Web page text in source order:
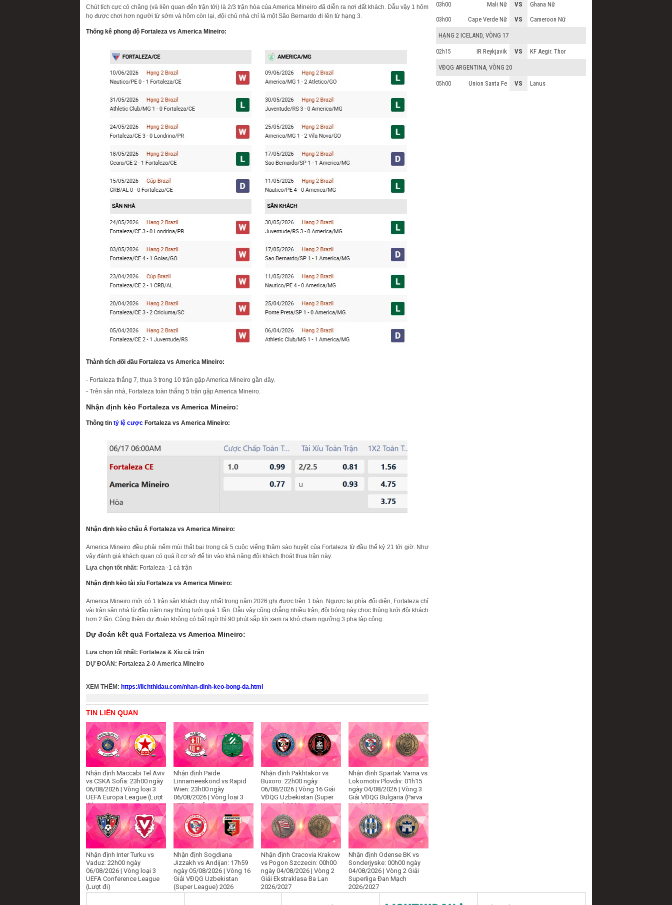
Chút tích cực có chăng (và liên quan đến trận tới) là 2/3 trận hòa của America Mineiro đã diễn ra nơi đất khách. Dẫu vậy 1 hôm
họ được chơi hơn người từ sớm và hôm còn lại, đội chủ nhà chỉ là một São Bernardo đi lên từ hạng 3.
Thống kê phong độ Fortaleza vs America Mineiro:
Thành tích đối đầu Fortaleza vs America Mineiro:
- Fortaleza thắng 7, thua 3 trong 10 trận gặp America Mineiro gần đây.
- Trên sân nhà, Fortaleza toàn thắng 5 trận gặp America Mineiro.
Nhận định kèo Fortaleza vs America Mineiro:
Thông tin tỷ lệ cược Fortaleza vs America Mineiro:
Nhận định kèo châu Á Fortaleza vs America Mineiro:
America Mineiro đều phải nếm mùi thất bại trong cả 5 cuộc viếng thăm sào huyệt của Fortaleza từ đầu thế kỷ 21 tới giờ. Như
vậy đánh giá khách quan có quá ít cơ sở để tin vào khả năng đội khách thoát thua trận này.
Lựa chọn tốt nhất: Fortaleza -1 cả trận
Nhận định kèo tài xỉu Fortaleza vs America Mineiro:
America Mineiro mới có 1 trận sân khách duy nhất trong năm 2026 ghi được trên 1 bàn. Ngược lại phía đối diện, Fortaleza chỉ
vài trận sân nhà từ đầu năm nay thủng lưới quá 1 lần. Dẫu vậy cũng chẳng nhiều trận, đội bóng này chọc thủng lưới đội khách
hơn 2 lần. Cộng thêm dự đoán không có bất ngờ thì 90 phút sắp tới xem ra khó chạm ngưỡng 3 pha lập công.
Dự đoán kết quả Fortaleza vs America Mineiro:
Lựa chọn tốt nhất: Fortaleza & Xỉu cả trận
DỰ ĐOÁN: Fortaleza 2-0 America Mineiro
XEM THÊM: https://lichthidau.com/nhan-dinh-keo-bong-da.html
TIN LIÊN QUAN
Nhận định Maccabi Tel Aviv
vs CSKA Sofia: 23h00 ngày
06/08/2026 | Vòng loại 3
UEFA Europa League (Lượt
đi)
Nhận định Inter Turku vs
Vaduz: 22h00 ngày
06/08/2026 | Vòng loại 3
UEFA Conference League
(Lượt đi)
Nhận định Paide
Linnameeskond vs Rapid
Wien: 23h00 ngày
06/08/2026 | Vòng loại 3
UEFA Conference League
(Lượt đi)
Nhận định Sogdiana
Jizzakh vs Andijan: 17h59
ngày 05/08/2026 | Vòng 16
Giải VĐQG Uzbekistan
(Super League) 2026
Nhận định Pakhtakor vs
Buxoro: 22h00 ngày
06/08/2026 | Vòng 16 Giải
VĐQG Uzbekistan (Super
League) 2026
Nhận định Cracovia Krakow
vs Pogon Szczecin: 00h00
ngày 04/08/2026 | Vòng 2
Giải Ekstraklasa Ba Lan
2026/2027
Nhận định Spartak Varna vs
Lokomotiv Plovdiv: 01h15
ngày 04/08/2026 | Vòng 3
Giải VĐQG Bulgaria (Parva
Liga) 2026/2027
Nhận định Odense BK vs
Sonderjyske: 00h00 ngày
04/08/2026 | Vòng 2 Giải
Superliga Đan Mạch
2026/2027
03h00 Mali Nữ VS Ghana Nữ
03h00 Cape Verde Nữ VS Cameroon Nữ
HẠNG 2 ICELAND, VÒNG 17
02h15 IR Reykjavik VS KF Aegir. Thor
VĐQG ARGENTINA, VÒNG 20
05h00 Union Santa Fe VS Lanus